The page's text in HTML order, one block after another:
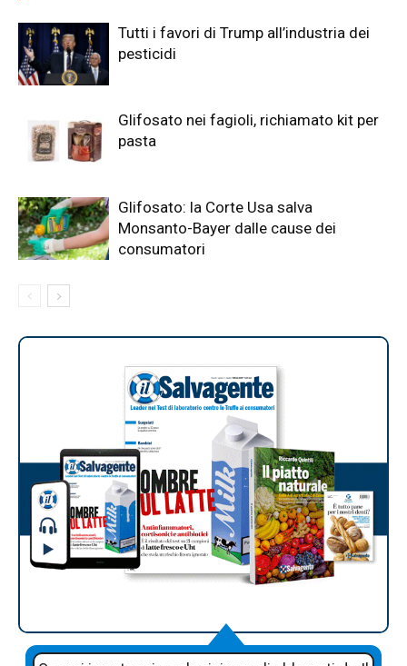
Tutti i favori di Trump all’industria dei
pesticidi
Glifosato nei fagioli, richiamato kit per
pasta
Glifosato: la Corte Usa salva
Monsanto-Bayer dalle cause dei
consumatori